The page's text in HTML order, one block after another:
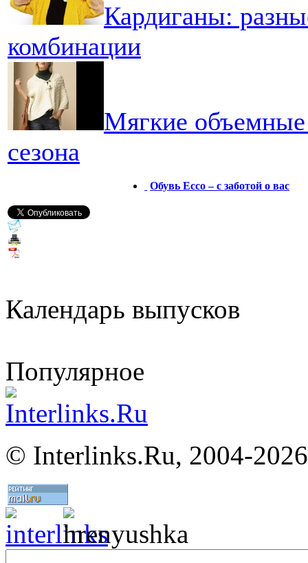
Кардиганы:
комбинации
Мягкие
сезона
Обувь Ecco – с заботой о вас
Календарь выпусков
Популярное
© Interlinks.Ru, 2004-2026